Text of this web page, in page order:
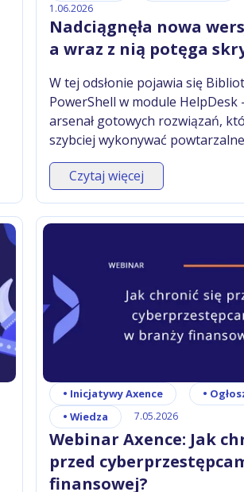
1.06.2026
Nadciągnęła nowa
a wraz z nią potęga
W tej odsłonie pojawia się
PowerShell w module HelpDesk
arsenał gotowych rozwiązań,
szybciej wykonywać
usprawniać pracę zespołu.
Czytaj więcej
• Inicjatywy Axence •
• Wiedza 7.05.2026
Webinar Axence: Jak
przed
finansowej?